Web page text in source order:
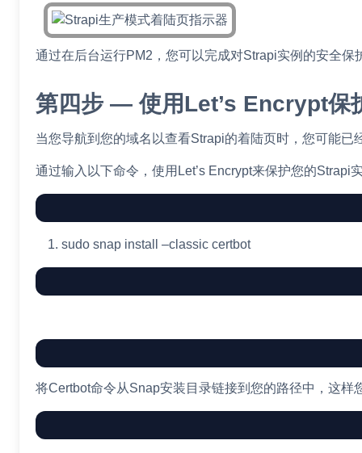
通过在后台运行PM2，您可以完成对Strapi实例的安全保
第四步 — 使用Let’s Encrypt保
当您导航到您的域名以查看Strapi的着陆页时，您可能
通过输入以下命令，使用Let’s Encrypt来保护您的Strapi
sudo snap install –classic certbot
将Certbot命令从Snap安装目录链接到您的路径中，这样